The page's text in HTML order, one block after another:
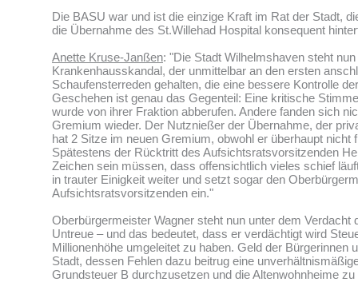
Die BASU war und ist die einzige Kraft im Rat der Stadt,
die Übernahme des St.Willehad Hospital konsequent
Anette Kruse-Janßen: "Die Stadt Wilhelmshaven steht
Krankenhausskandal, der unmittelbar an den ersten
Schaufensterreden gehalten, die eine bessere Kontrolle
Geschehen ist genau das Gegenteil: Eine kritische
wurde von ihrer Fraktion abberufen. Andere fanden sich
Gremium wieder. Der Nutznießer der Übernahme, der
hat 2 Sitze im neuen Gremium, obwohl er überhaupt nicht
Spätestens der Rücktritt des Aufsichtsratsvorsitzenden
Zeichen sein müssen, dass offensichtlich vieles schief
in trauter Einigkeit weiter und setzt sogar den
Aufsichtsratsvorsitzenden ein."
Oberbürgermeister Wagner steht nun unter dem Verdacht
Untreue – und das bedeutet, dass er verdächtigt wird
Millionenhöhe umgeleitet zu haben. Geld der Bürgerinnen
Stadt, dessen Fehlen dazu beitrug eine
Grundsteuer B durchzusetzen und die Altenwohnheime